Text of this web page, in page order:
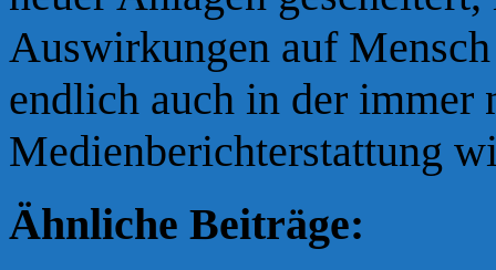
Auswirkungen auf
endlich auch in der immer
Medienberichterstattung
Ähnliche Beiträge: